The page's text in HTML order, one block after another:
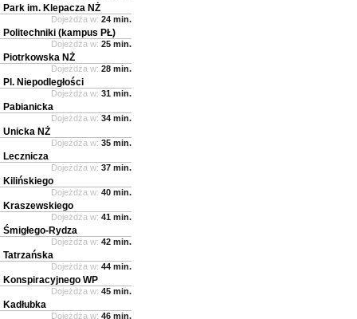
Park im. Klepacza NŻ
Dojeżdża w: 24 min.
Politechniki (kampus PŁ)
Dojeżdża w: 25 min.
Piotrkowska NŻ
Dojeżdża w: 28 min.
Pl. Niepodległości
Dojeżdża w: 31 min.
Pabianicka
Dojeżdża w: 34 min.
Unicka NŻ
Dojeżdża w: 35 min.
Lecznicza
Dojeżdża w: 37 min.
Kilińskiego
Dojeżdża w: 40 min.
Kraszewskiego
Dojeżdża w: 41 min.
Śmigłego-Rydza
Dojeżdża w: 42 min.
Tatrzańska
Dojeżdża w: 44 min.
Konspiracyjnego WP
Dojeżdża w: 45 min.
Kadłubka
Dojeżdża w: 46 min.